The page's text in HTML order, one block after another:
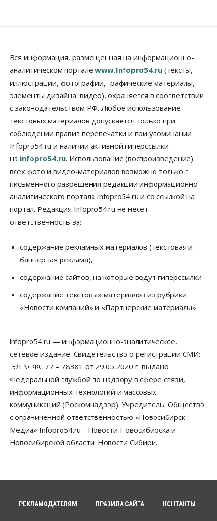
Общество
Подозреваемых в похищении человека
задержали в Новосибирске
06 Августа 2026, 16:15
Общество
Пенсионеры старше 80 лет в Новосибирской
области получили повышенные пенсии
06 Августа 2026, 16:00
Финансы
Россияне оформили ипотечных кредитов на 2,6
трлн рублей
06 Августа 2026, 15:53
Власть
Думская гонка в Новосибирской области
обойдется без самовыдвиженцев
06 Августа 2026, 15:00
Бизнес Власть Общество
Правительство России продлило разрешение на
выпуск бензина «Евро-3»
Общество
«За тех, у кого от 270 баллов,
настоящая борьба»: вузы настойчиво
Власть
Режим ЧС ввели в Омской области из-за засухи
06 Августа 2026, 12:15
Власть Общество
Новосибирск готовится к визиту Владимира
Путина
06 Августа 2026, 12:05
Бизнес Недвижимость Общество
В 16 населённых пунктах Мошковского района
модернизировали мобильную связь
Вся информация, размещенная на информационно-
аналитическом портале www.Infopro54.ru (тексты,
иллюстрации, фотографии, графические материалы,
элементы дизайна, видео), охраняется в соответствии
с законодательством РФ. Любое использование
текстовых материалов допускается только при
соблюдении правил перепечатки и при упоминании
Infopro54.ru и наличии активной гиперссылки
на infopro54.ru. Использование (воспроизведение)
всех фото и видео-материалов возможно только с
письменного разрешения редакции информационно-
аналитического портала Infopro54.ru и со ссылкой на
портал. Редакция Infopro54.ru не несет
ответственность за:
содержание рекламных материалов (текстовая и
баннерная реклама),
содержание сайтов, на которые ведут гиперссылки
содержание текстовых материалов из рубрики
«Новости компаний» и «Партнерские материалы»
infopro54.ru — информационно-аналитическое,
сетевое издание. Свидетельство о регистрации СМИ:
ЭЛ № ФС 77 – 78381 от 29.05.2020 г, выдано
Федеральной службой по надзору в сфере связи,
информационных технологий и массовых
коммуникаций (Роскомнадзор). Учредитель: Общество
с ограниченной ответственностью «Новосибирск
Медиа» Infopro54.ru - Новости Новосибирска и
Новосибирской области. Новости Сибири.
РЕКЛАМОДАТЕЛЯМ ПРАВИЛА САЙТА КОНТАКТЫ